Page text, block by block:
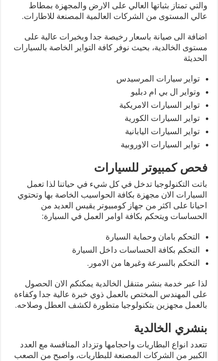
والتي تمتاز بثباتها العالي على الارض والمجهزة بمطاط
عالي المستوى من الشركات العالمية المصنعة للاطارات.
اضافة الى صيانة باسعار رخيصة جدا وبخبرات عالية على
مستوى الخالدية، بحيث نوفر كافة التواير الخاصة بالسيارات
الحديثة
تواير سيارات المرسيدس
وتواير ال بي ام دبليو
تواير السيارات الامريكية
تواير السيارات الكورية
تواير السيارات اليابانية
تواير السيارات الاوروبية
فحص كمبيوتر للسيارات
باتت التكنولوجيا تدخل في كل شيء في حياتنا لذا تعمل
السيارات الان مجهزة بكافة الحواسيب الخاصة بها وتحتوي
احيانا على اكثر من جهاز كومبيوتر يقيس العديد من
الحساسات ويتحكم بكافة اوامر العمل في السيارة:
التحكم بامان وحماية السيارة
التحكم بكافة الحساسات داخل السيارة
التحكم بالسرعة وغيرها من الامور.
لذا عبر خدمة بنشر متنقل الخالدية يمكنكم الان الحصول
على المهندس المختص بالعمل ذوي خبرة عالية جدا وكفاءة
بالعمل مجهزين بتكنولوجيا متطورة لكشف العطل وصلاحه.
بنشري الخالدية
تتعدد انواع البطاريات واحجامها وتزداد المنافسة مع العدد
الكبير من الشركات المصنعة للبطاريات، واصبح من الصعب